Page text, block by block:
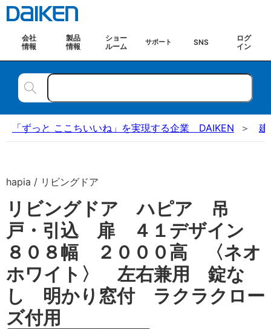
会社
情報
製品
情報
ショー
ルーム
サポート SNS
ログ
イン
「ずっと ここちいいね」を実現する企業 DAIKEN 建
hapia / リビングドア
リビングドア ハピア 吊
戸・引込 扉 ４１デザイン
８０８幅 ２０００高 〈ネオ
ホワイト〉 左右兼用 錠な
し 明かり窓付 ラクラクロー
ズ付用